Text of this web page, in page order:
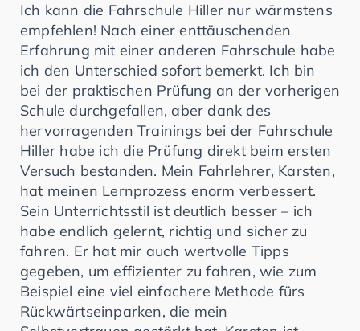
Ich kann die Fahrschule Hiller nur wärmstens
empfehlen! Nach einer enttäuschenden
Erfahrung mit einer anderen Fahrschule habe
ich den Unterschied sofort bemerkt. Ich bin
bei der praktischen Prüfung an der vorherigen
Schule durchgefallen, aber dank des
hervorragenden Trainings bei der Fahrschule
Hiller habe ich die Prüfung direkt beim ersten
Versuch bestanden. Mein Fahrlehrer, Karsten,
hat meinen Lernprozess enorm verbessert.
Sein Unterrichtsstil ist deutlich besser – ich
habe endlich gelernt, richtig und sicher zu
fahren. Er hat mir auch wertvolle Tipps
gegeben, um effizienter zu fahren, wie zum
Beispiel eine viel einfachere Methode fürs
Rückwärtseinparken, die mein